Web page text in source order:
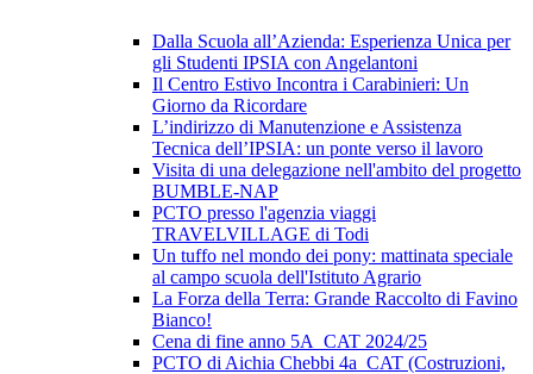
Dalla Scuola all’Azienda: Esperienza Unica per
gli Studenti IPSIA con Angelantoni
Il Centro Estivo Incontra i Carabinieri: Un
Giorno da Ricordare
L’indirizzo di Manutenzione e Assistenza
Tecnica dell’IPSIA: un ponte verso il lavoro
Visita di una delegazione nell'ambito del progetto
BUMBLE-NAP
PCTO presso l'agenzia viaggi
TRAVELVILLAGE di Todi
Un tuffo nel mondo dei pony: mattinata speciale
al campo scuola dell'Istituto Agrario
La Forza della Terra: Grande Raccolto di Favino
Bianco!
Cena di fine anno 5A_CAT 2024/25
PCTO di Aichia Chebbi 4a_CAT (Costruzioni,